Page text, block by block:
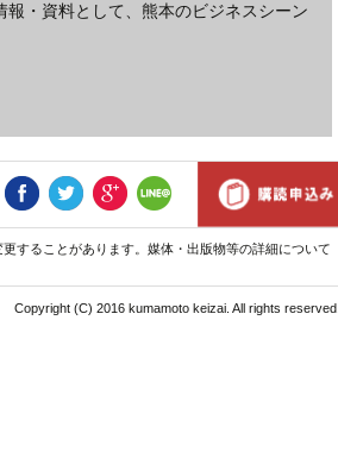
・資料として、熊本のビジネスシーン
することがあります。媒体・出版物等の詳細について
Copyright (C) 2016 kumamoto keizai. All rights reserved.